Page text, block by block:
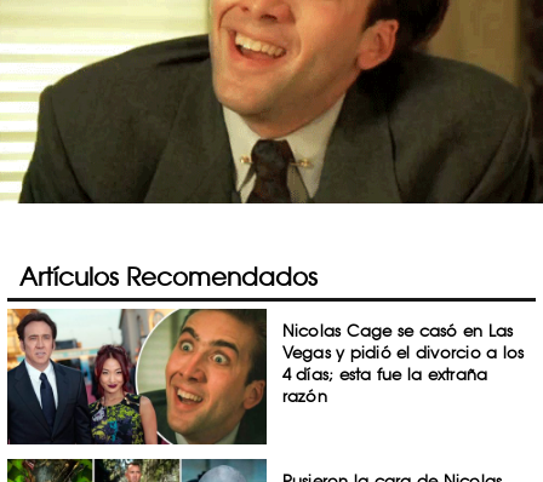
Artículos Recomendados
Nicolas Cage se casó en Las
Vegas y pidió el divorcio a los
4 días; esta fue la extraña
razón